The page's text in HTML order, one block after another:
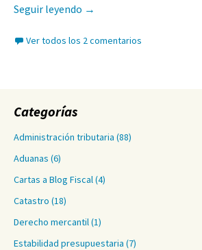
Seguir leyendo Efectos secundarios
→
Ver todos los 2 comentarios
Categorías
Administración tributaria (88)
Aduanas (6)
Cartas a Blog Fiscal(4)
Catastro (18)
Derecho mercantil(1)
Estabilidad presupuestaria (7)